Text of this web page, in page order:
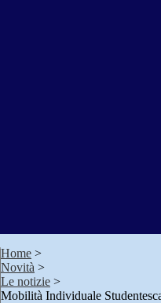
Home >
Novità >
Le notizie >
Mobilità Individuale